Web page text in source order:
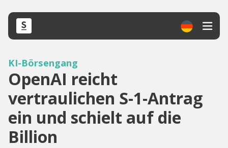
KI-Börsengang
OpenAI reicht
vertraulichen S-1-Antrag
ein und schielt auf die
Billion